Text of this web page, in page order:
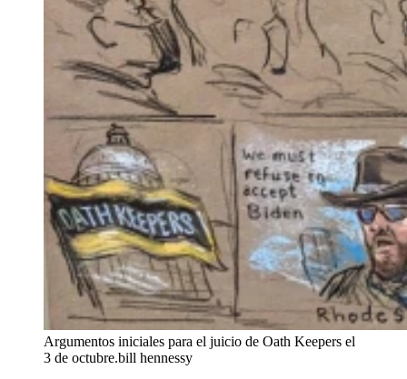
Argumentos iniciales para el juicio de Oath Keepers el
3 de octubre.bill hennessy